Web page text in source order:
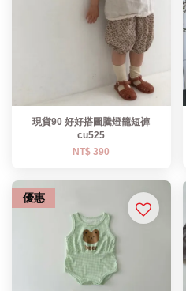
現貨90 好好搭圖騰燈籠短褲
cu525
NT$ 390
優惠